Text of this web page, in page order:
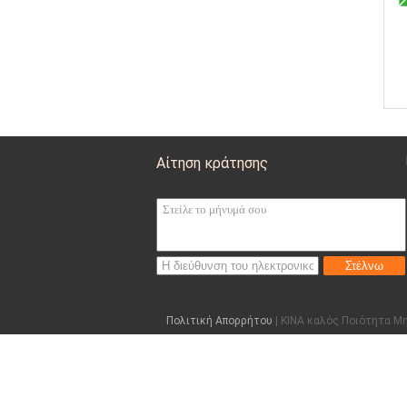
Αίτηση κράτησης
Στέλνω
Πολιτική Απορρήτου | ΚΙΝΑ καλός Ποιότητα